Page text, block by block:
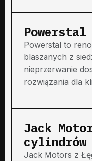
Powerstal
Powerstal to
blaszanych z
nieprzerwanie
rozwiązania dla
Jack
Jack Motors z